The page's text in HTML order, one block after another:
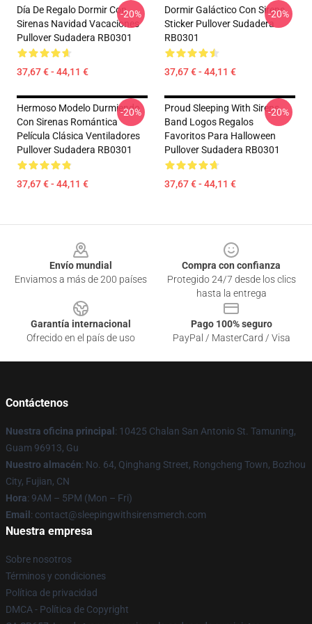
Día De Regalo Dormir Con
Sirenas Navidad Vacaciones
Pullover Sudadera RB0301
37,67 € - 44,11 €
-20%
Dormir Galáctico Con Sirens
Sticker Pullover Sudadera
RB0301
37,67 € - 44,11 €
-20%
Hermoso Modelo Durmiendo
Con Sirenas Romántica
Película Clásica Ventiladores
Pullover Sudadera RB0301
37,67 € - 44,11 €
-20%
Proud Sleeping With Sirens
Band Logos Regalos
Favoritos Para Halloween
Pullover Sudadera RB0301
37,67 € - 44,11 €
-20%
Envío mundial
Enviamos a más de 200 países
Compra con confianza
Protegido 24/7 desde los clics
hasta la entrega
Garantía internacional
Ofrecido en el país de uso
Pago 100% seguro
PayPal / MasterCard / Visa
Contáctenos
Nuestra oficina principal : 10425 Chalan San Antonio St. Tamuning,
Guam 96913, Gu
Nuestro almacén: No. 64, Qinghang Street, Rongcheng Town, Bozhou
City, Fujian, CN
Hora: 9AM – 5PM (Mon – Fri)
Email : contact@sleepingwithsirensmerch.com
Nuestra empresa
Sobre nosotros
Términos y condiciones
Política de privacidad
DMCA - Política de Copyright